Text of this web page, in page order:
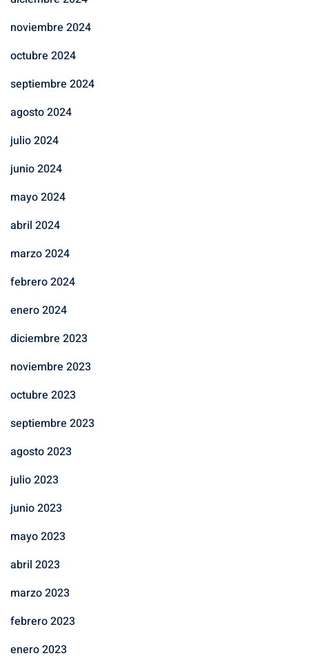
noviembre 2024
octubre 2024
septiembre 2024
agosto 2024
julio 2024
junio 2024
mayo 2024
abril 2024
marzo 2024
febrero 2024
enero 2024
diciembre 2023
noviembre 2023
octubre 2023
septiembre 2023
agosto 2023
julio 2023
junio 2023
mayo 2023
abril 2023
marzo 2023
febrero 2023
enero 2023